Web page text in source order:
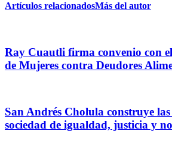
Artículos relacionadosMás del autor
Ray Cuautli firma convenio con
de Mujeres contra Deudores
San Andrés Cholula construye
sociedad de igualdad, justicia y